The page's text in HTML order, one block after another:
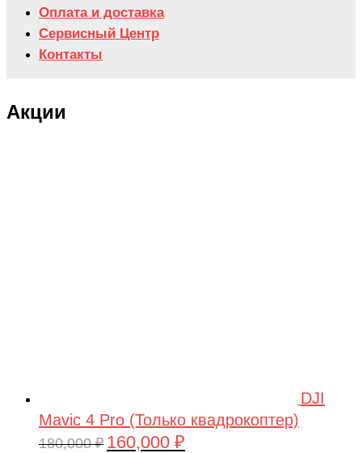
Оплата и доставка
Сервисный Центр
Контакты
Акции
DJI
Mavic 4 Pro (Только квадрокоптер)
180,000₽ Первоначальная
160,000 ₽